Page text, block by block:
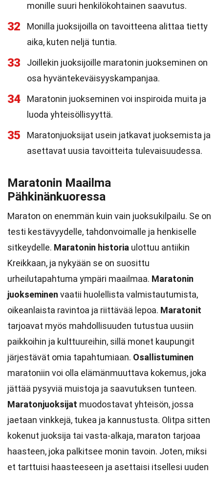
monille suuri henkilökohtainen saavutus.
32
Monilla juoksijoilla on tavoitteena alittaa tietty
aika, kuten neljä tuntia.
33
Joillekin juoksijoille maratonin juokseminen on
osa hyväntekeväisyyskampanjaa.
34
Maratonin juokseminen voi inspiroida muita ja
luoda yhteisöllisyyttä.
35
Maratonjuoksijat usein jatkavat juoksemista ja
asettavat uusia tavoitteita tulevaisuudessa.
Maratonin Maailma
Pähkinänkuoressa
Maraton on enemmän kuin vain juoksukilpailu. Se on
testi kestävyydelle, tahdonvoimalle ja henkiselle
sitkeydelle. Maratonin historia ulottuu antiikin
Kreikkaan, ja nykyään se on suosittu
urheilutapahtuma ympäri maailmaa. Maratonin
juokseminen vaatii huolellista valmistautumista,
oikeanlaista ravintoa ja riittävää lepoa. Maratonit
tarjoavat myös mahdollisuuden tutustua uusiin
paikkoihin ja kulttuureihin, sillä monet kaupungit
järjestävät omia tapahtumiaan. Osallistuminen
maratoniin voi olla elämänmuuttava kokemus, joka
jättää pysyviä muistoja ja saavutuksen tunteen.
Maratonjuoksijat muodostavat yhteisön, jossa
jaetaan vinkkejä, tukea ja kannustusta. Olitpa sitten
kokenut juoksija tai vasta-alkaja, maraton tarjoaa
haasteen, joka palkitsee monin tavoin. Joten, miksi
et tarttuisi haasteeseen ja asettaisi itsellesi uuden